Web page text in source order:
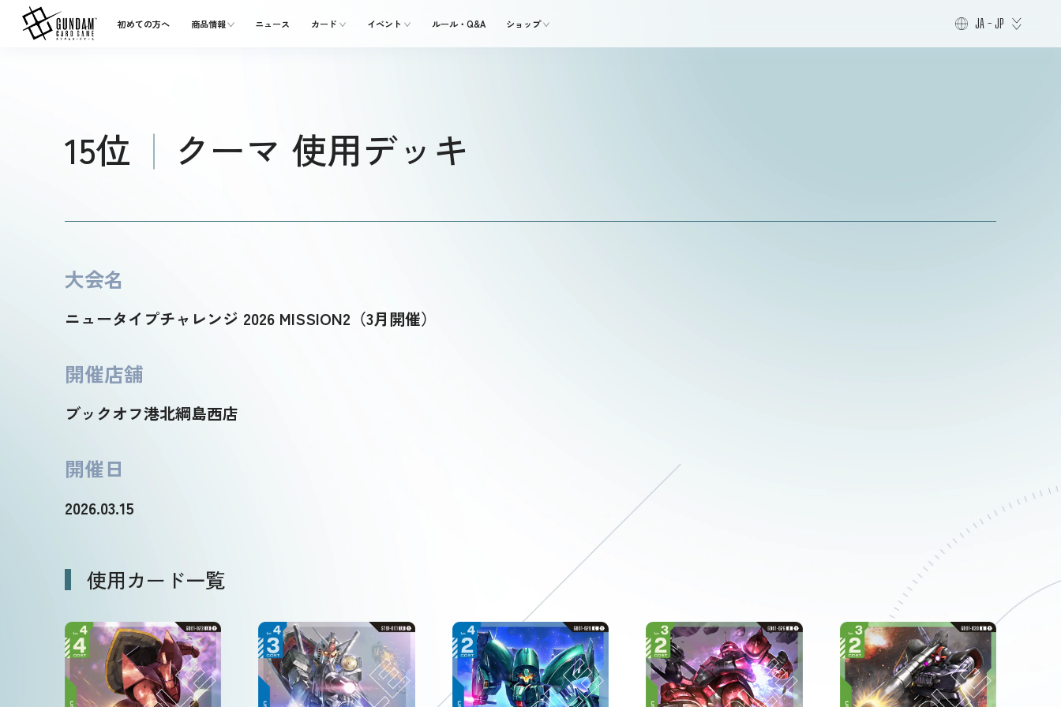
初めての方へ 商品情報 ニュース カード イベント ルール・Q&A ショップ JA - JP
15位 クーマ 使用デッキ
大会名
ニュータイプチャレンジ 2026 MISSION2（3月開催）
開催店舗
ブックオフ港北綱島西店
開催日
2026.03.15
使用カード一覧